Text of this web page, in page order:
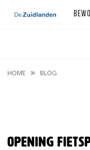
HOME BLOG
Opening